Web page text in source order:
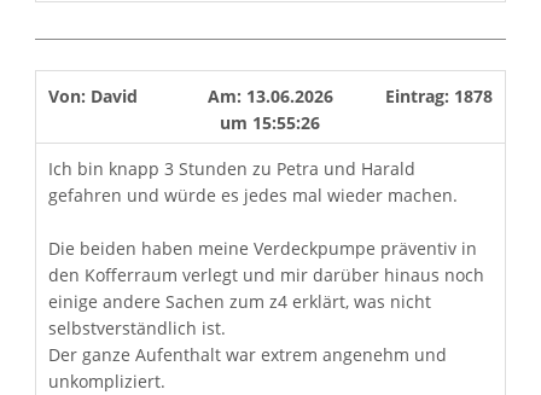
Von: David Am: 13.06.2026
um 15:55:26
Eintrag: 1878
Ich bin knapp 3 Stunden zu Petra und Harald
gefahren und würde es jedes mal wieder machen.
Die beiden haben meine Verdeckpumpe präventiv in
den Kofferraum verlegt und mir darüber hinaus noch
einige andere Sachen zum z4 erklärt, was nicht
selbstverständlich ist.
Der ganze Aufenthalt war extrem angenehm und
unkompliziert.